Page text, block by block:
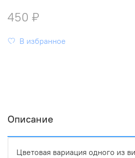
450 ₽
В избранное
Описание
Цветовая вариация одного из